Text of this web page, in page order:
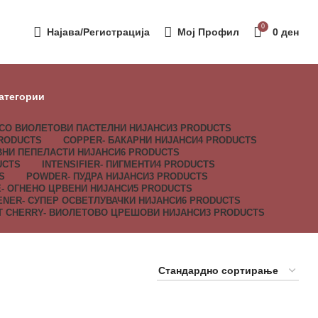
Најава/Регистрација Мој Профил 0 0 ден
ВИОЛЕТОВИ ПАСТЕЛНИ НИЈАНСИ3 PRODUCTS
COPPER- БАКАРНИ НИЈАНСИ4 PRODUCTS
ПЕПЕЛАСТИ НИЈАНСИ6 PRODUCTS
INTENSIFIER- ПИГМЕНТИ4 PRODUCTS
POWDER- ПУДРА НИЈАНСИ3 PRODUCTS
ОГНЕНО ЦРВЕНИ НИЈАНСИ5 PRODUCTS
СУПЕР ОСВЕТЛУВАЧКИ НИЈАНСИ6 PRODUCTS
CHERRY- ВИОЛЕТОВО ЦРЕШОВИ НИЈАНСИ3 PRODUCTS